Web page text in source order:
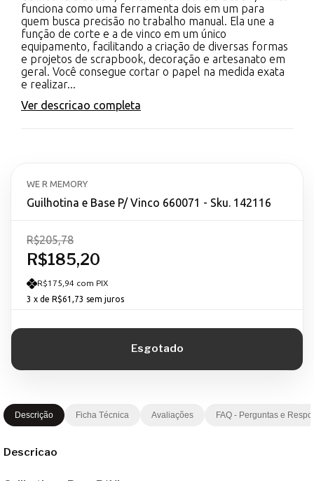
funciona como uma ferramenta dois em um para
quem busca precisão no trabalho manual. Ela une a
função de corte e a de vinco em um único
equipamento, facilitando a criação de diversas formas
e projetos de scrapbook, decoração e artesanato em
geral. Você consegue cortar o papel na medida exata
e realizar...
Ver descricao completa
WE R MEMORY
Guilhotina e Base P/ Vinco 660071 - Sku. 142116
R$185,20
R$205,78
R$175,94 com PIX
3 x de R$61,73 sem juros
Descrição Ficha Técnica Avaliações FAQ - Perguntas e
Descricao